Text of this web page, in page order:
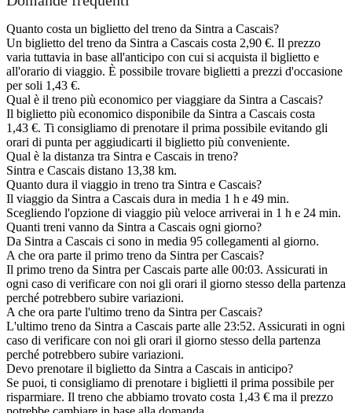
Quanto costa un biglietto del treno da Sintra a Cascais?
Un biglietto del treno da Sintra a Cascais costa 2,90 €. Il prezzo
varia tuttavia in base all'anticipo con cui si acquista il biglietto e
all'orario di viaggio. È possibile trovare biglietti a prezzi d'occasione
per soli 1,43 €.
Qual è il treno più economico per viaggiare da Sintra a Cascais?
Il biglietto più economico disponibile da Sintra a Cascais costa
1,43 €. Ti consigliamo di prenotare il prima possibile evitando gli
orari di punta per aggiudicarti il biglietto più conveniente.
Qual è la distanza tra Sintra e Cascais in treno?
Sintra e Cascais distano 13,38 km.
Quanto dura il viaggio in treno tra Sintra e Cascais?
Il viaggio da Sintra a Cascais dura in media 1 h e 49 min.
Scegliendo l'opzione di viaggio più veloce arriverai in 1 h e 24 min.
Quanti treni vanno da Sintra a Cascais ogni giorno?
Da Sintra a Cascais ci sono in media 95 collegamenti al giorno.
A che ora parte il primo treno da Sintra per Cascais?
Il primo treno da Sintra per Cascais parte alle 00:03. Assicurati in
ogni caso di verificare con noi gli orari il giorno stesso della partenza
perché potrebbero subire variazioni.
A che ora parte l'ultimo treno da Sintra per Cascais?
L'ultimo treno da Sintra a Cascais parte alle 23:52. Assicurati in ogni
caso di verificare con noi gli orari il giorno stesso della partenza
perché potrebbero subire variazioni.
Devo prenotare il biglietto da Sintra a Cascais in anticipo?
Se puoi, ti consigliamo di prenotare i biglietti il prima possibile per
risparmiare. Il treno che abbiamo trovato costa 1,43 € ma il prezzo